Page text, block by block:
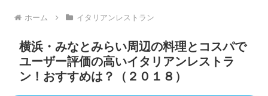
ホーム イタリアンレストラン
横浜・みなとみらい周辺の料理とコスパで
ユーザー評価の高いイタリアンレストラ
ン！おすすめは？（２０１８）